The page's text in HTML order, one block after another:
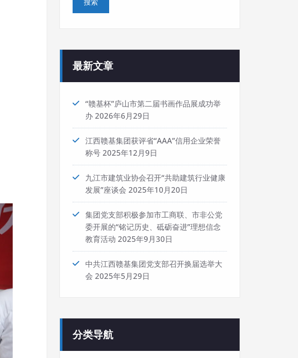
最新文章
“赣基杯”庐山市第二届书画作品展成功举
办 2026年6月29日
江西赣基集团获评省“AAA”信用企业荣誉
称号 2025年12月9日
九江市建筑业协会召开“共助建筑行业健康
发展”座谈会 2025年10月20日
集团党支部积极参加市工商联、市非公党
委开展的“铭记历史、砥砺奋进”理想信念
教育活动 2025年9月30日
中共江西赣基集团党支部召开换届选举大
会 2025年5月29日
分类导航